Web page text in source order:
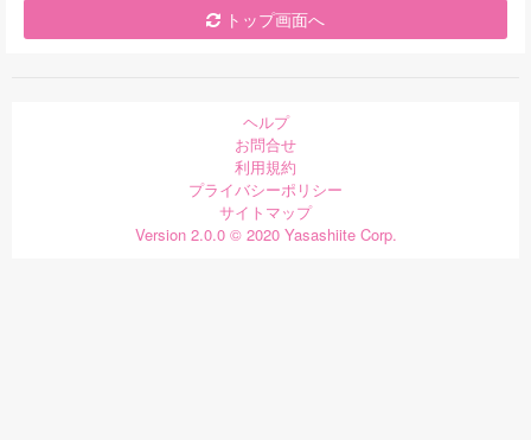
トップ画面へ
ヘルプ
お問合せ
利用規約
プライバシーポリシー
サイトマップ
Version 2.0.0 © 2020 Yasashiite Corp.